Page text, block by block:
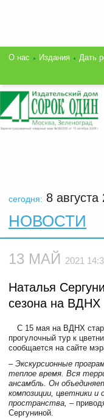
О нас Издания Дать
сегодня: 8 августа
НОВОСТИ
13 МАЙ 2021
Наталья
сезона на ВДНХ
С 15 мая на ВДНХ
прогулочный тур к
сообщается на сайте
– Экскурсионные
теплое время. Вся
ансамбль. Он
композиции, цветники
пространства, –
Сергуниной.